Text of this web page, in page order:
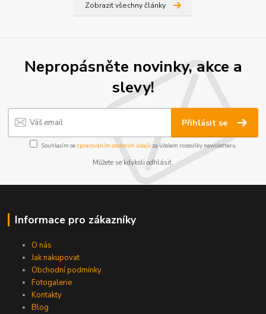
Zobrazit všechny články
Nepropásněte novinky, akce a
slevy!
Přihlásit se
Souhlasím se zpracováním osobních údajůza účelem rozesílky newsletteru.
Můžete se kdykoli odhlásit.
Informace pro zákazníky
O nás
Jak nakupovat
Obchodní podmínky
Fotogalerie
Kontakty
Blog